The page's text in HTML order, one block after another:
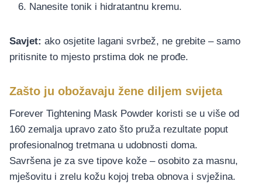
Nanesite tonik i hidratantnu kremu.
Savjet: ako osjetite lagani svrbež, ne grebite – samo
pritisnite to mjesto prstima dok ne prođe.
Zašto ju obožavaju žene diljem svijeta
Forever Tightening Mask Powder koristi se u više od
160 zemalja upravo zato što pruža rezultate poput
profesionalnog tretmana u udobnosti doma.
Savršena je za sve tipove kože – osobito za masnu,
mješovitu i zrelu kožu kojoj treba obnova i svježina.